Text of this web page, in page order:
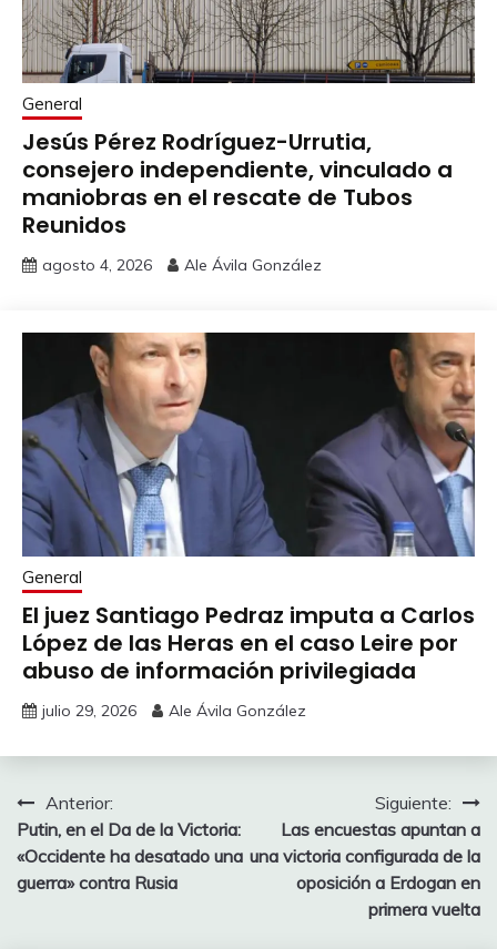
General
Jesús Pérez Rodríguez-Urrutia,
consejero independiente, vinculado a
maniobras en el rescate de Tubos
Reunidos
agosto 4, 2026 Ale Ávila González
General
El juez Santiago Pedraz imputa a Carlos
López de las Heras en el caso Leire por
abuso de información privilegiada
julio 29, 2026 Ale Ávila González
Navegación
de
entradas
Anterior:
Putin, en el Da de la Victoria:
«Occidente ha desatado una
guerra» contra Rusia
Siguiente:
Las encuestas apuntan a
una victoria configurada de la
oposición a Erdogan en
primera vuelta